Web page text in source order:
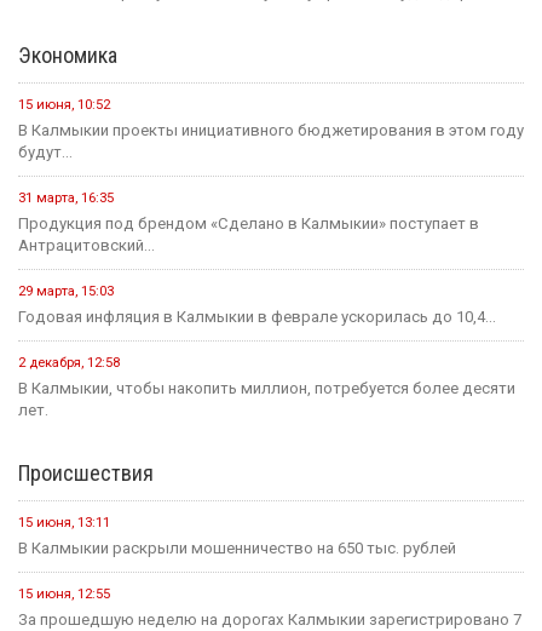
Экономика
15 июня, 10:52
В Калмыкии проекты инициативного бюджетирования в этом году
будут...
31 марта, 16:35
Продукция под брендом «Сделано в Калмыкии» поступает в
Антрацитовский...
29 марта, 15:03
Годовая инфляция в Калмыкии в феврале ускорилась до 10,4...
2 декабря, 12:58
В Калмыкии, чтобы накопить миллион, потребуется более десяти
лет.
Происшествия
15 июня, 13:11
В Калмыкии раскрыли мошенничество на 650 тыс. рублей
15 июня, 12:55
За прошедшую неделю на дорогах Калмыкии зарегистрировано 7